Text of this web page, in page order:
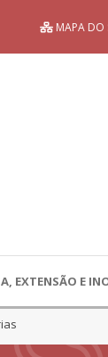
MAPA DO
EXTENSÃO E